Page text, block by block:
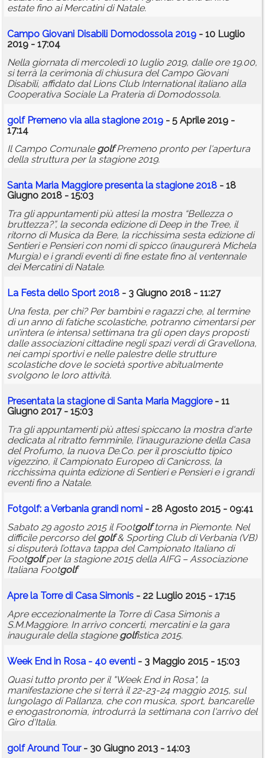
estate fino ai Mercatini di Natale.
Campo Giovani Disabili Domodossola 2019 - 10 Luglio
2019 - 17:04
Nella giornata di mercoledì 10 luglio 2019, dalle ore 19.00,
si terrà la cerimonia di chiusura del Campo Giovani
Disabili, affidato dal Lions Club International italiano alla
Cooperativa Sociale La Prateria di Domodossola.
golfPremeno via alla stagione 2019 - 5 Aprile 2019 -
17:14
Il Campo Comunale golfPremeno pronto per l'apertura
della struttura per la stagione 2019.
Santa Maria Maggiore presenta la stagione 2018 - 18
Giugno 2018 - 15:03
Tra gli appuntamenti più attesi la mostra “Bellezza o
bruttezza?”, la seconda edizione di Deep in the Tree, il
ritorno di Musica da Bere, la ricchissima sesta edizione di
Sentieri e Pensieri con nomi di spicco (inaugurerà Michela
Murgia) e i grandi eventi di fine estate fino al ventennale
dei Mercatini di Natale.
La Festa dello Sport 2018 - 3 Giugno 2018 - 11:27
Una festa, per chi? Per bambini e ragazzi che, al termine
di un anno di fatiche scolastiche, potranno cimentarsi per
un’intera (e intensa) settimana tra gli open days proposti
dalle associazioni cittadine negli spazi verdi di Gravellona,
nei campi sportivi e nelle palestre delle strutture
scolastiche dove le società sportive abitualmente
svolgono le loro attività.
Presentata la stagione di Santa Maria Maggiore- 11
Giugno 2017 - 15:03
Tra gli appuntamenti più attesi spiccano la mostra d'arte
dedicata al ritratto femminile, l'inaugurazione della Casa
del Profumo, la nuova De.Co. per il prosciutto tipico
vigezzino, il Campionato Europeo di Canicross, la
ricchissima quinta edizione di Sentieri e Pensieri e i grandi
eventi fino a Natale.
Fotgolf: a Verbania grandi nomi - 28 Agosto 2015 - 09:41
Sabato 29 agosto 2015 il Footgolftorna in Piemonte. Nel
difficile percorso delgolf& Sporting Club di Verbania (VB)
si disputerà l’ottava tappa del Campionato Italiano di
Footgolfper la stagione 2015 della AIFG – Associazione
Italiana Footgolf
Apre la Torre di Casa Simonis - 22 Luglio 2015 - 17:15
Apre eccezionalmente la Torre di Casa Simonis a
S.M.Maggiore. In arrivo concerti, mercatini e la gara
inaugurale della stagione golfistica 2015.
Week End in Rosa - 40 eventi - 3 Maggio 2015 - 15:03
Quasi tutto pronto per il "Week End in Rosa", la
manifestazione che si terrà il 22-23-24 maggio 2015, sul
lungolago di Pallanza, che con musica, sport, bancarelle
e enogastronomia, introdurrà la settimana con l'arrivo del
Giro d'Italia.
golfAround Tour- 30 Giugno 2013 - 14:03